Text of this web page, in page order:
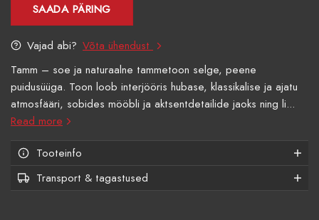
SAADA PÄRING
Vajad abi? Võta ühendust
Tamm – soe ja naturaalne tammetoon selge, peene
puidusüüga. Toon loob interjööris hubase, klassikalise ja ajatu
atmosfääri, sobides mööbli ja aktsentdetailide jaoks ning li...
Read more
Tooteinfo
Transport & tagastused